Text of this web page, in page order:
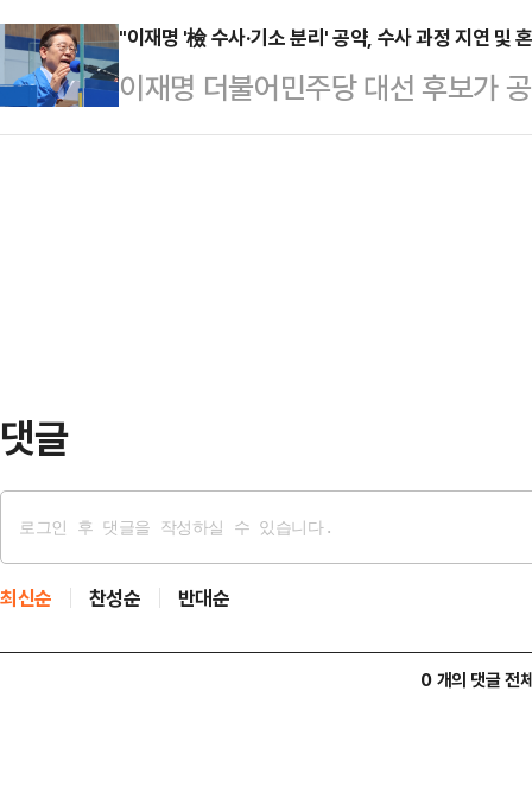
수도 있을 것이라는 전망이 나온다
에서 열린 학생 간담회를 마친 후
(권한을) 위임…
"선대위는 박범계 의원이 제출한
제출한 대법관 100명 확대 법안을
시했다"고 밝혔다.지난 23일 국회
"이재명 '檢 수사·기소 분리' 공약, 수사 과정 지연 및
이재명 더불어민주당 대선 후보가
으로 한 검찰개혁을 예고했다. 법조
댓글
최신순 찬성순 반대순
0 개의 댓글 전